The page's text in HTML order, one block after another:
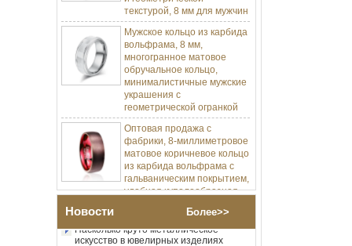
Мужское кольцо из карбида
вольфрама, 8 мм,
многогранное матовое
обручальное кольцо,
минималистичные мужские
украшения с
геометрической огранкой
Оптовая продажа с
фабрики, 8-миллиметровое
матовое коричневое кольцо
из карбида вольфрама с
гальваническим покрытием,
удобная куполообразная
форма, глянцевое красное
мужское обручальное
кольцо с внутренней
внутренняя лазерная
Новости Более>>
Изготовление ювелирных изделий
Процесс-пресс-форма Изготовление и
литье
Позвольте мне разработать мою
карбидное кольцо вольфрама.
Насколько круто металлическое
Уникальные и качественные